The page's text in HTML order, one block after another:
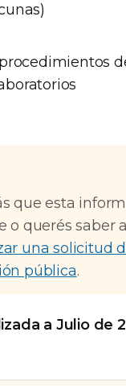
que esta
o querés saber
una solicitud
pública.
a Julio de